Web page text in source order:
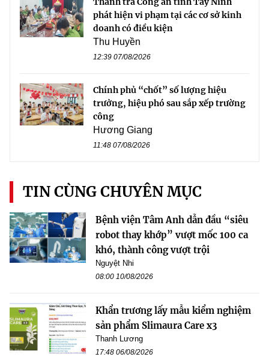
phát hiện vi phạm tại các cơ sở kinh
doanh có điều kiện
Thu Huyền
12:39 07/08/2026
Chính phủ “chốt” số lượng hiệu
trưởng, hiệu phó sau sắp xếp trường
công
Hương Giang
11:48 07/08/2026
TIN CÙNG CHUYÊN MỤC
Bệnh viện Tâm Anh dẫn đầu “siêu
robot thay khớp” vượt mốc 100 ca
khó, thành công vượt trội
Nguyệt Nhi
08:00 10/08/2026
Khẩn trương lấy mẫu kiểm nghiệm
sản phẩm Slimaura Care x3
Thanh Lương
17:48 06/08/2026